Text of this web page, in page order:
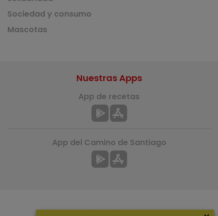
Sociedad y consumo
Mascotas
Nuestras Apps
App de recetas
App del Camino de Santiago